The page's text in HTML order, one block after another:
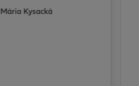
Mária Kysacká